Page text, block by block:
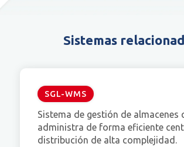
Sistemas
SGL-WMS
Sistema de gestión de almacenes
administra de forma eficiente
distribución de alta complejidad.